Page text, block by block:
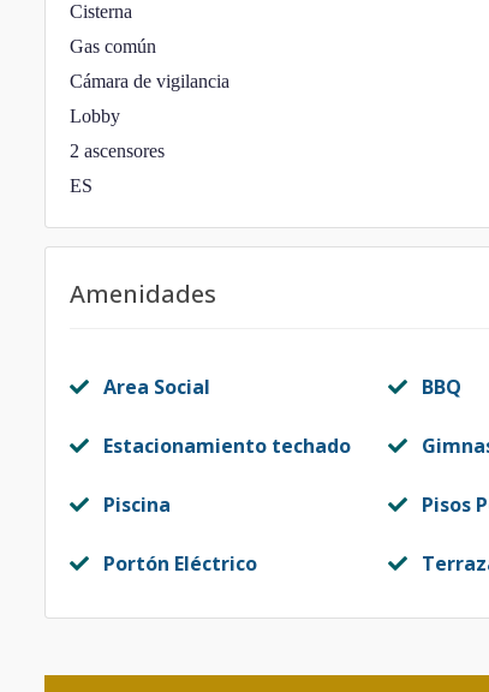
Cisterna
Gas común
Cámara de vigilancia
Lobby
2 ascensores
ES
Amenidades
Area Social BBQ
Estacionamiento techado
Piscina Pisos
Portón Eléctrico